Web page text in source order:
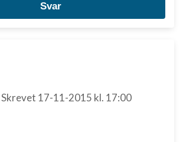
Svar
Skrevet 17-11-2015 kl. 17:00